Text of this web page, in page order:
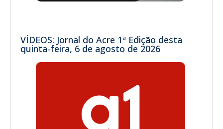
VÍDEOS: Jornal do Acre 1ª Edição desta
quinta-feira, 6 de agosto de 2026